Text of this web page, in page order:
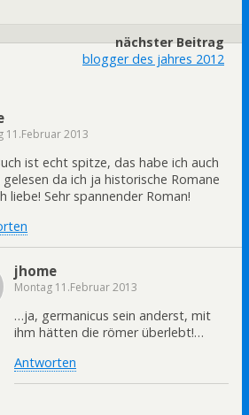
nächster Beitrag
blogger des jahres 2012
11.Februar 2013
ist echt spitze, das habe ich auch
gelesen da ich ja historische Romane
liebe! Sehr spannender Roman!
jhome
Montag 11.Februar 2013
…ja, germanicus sein anderst, mit
ihm hätten die römer überlebt!…
Antworten